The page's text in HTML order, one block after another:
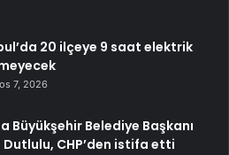
20 ilçeye 9 saat elektrik
7, 2026
Büyükşehir Belediye Başkanı
Dutlulu, CHP’den istifa etti